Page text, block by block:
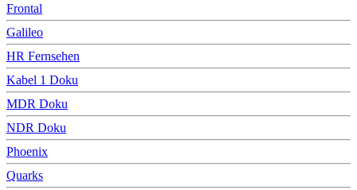
Frontal
Galileo
HR Fernsehen
Kabel 1 Doku
MDR Doku
NDR Doku
Phoenix
Quarks